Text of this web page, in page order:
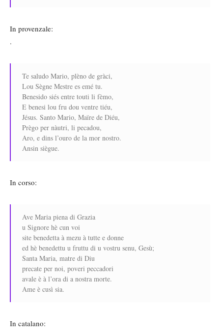
In provenzale:
.
Te saludo Mario, plèno de gràci,
Lou Sègne Mestre es emé tu.
Benesido siés entre touti li fèmo,
E benesi lou fru dou ventre tiéu,
Jésus. Santo Mario, Maïre de Diéu,
Prègo per nàutri, li pecadou,
Aro, e dins l’ouro de la mor nostro.
Ansin siègue.
In corso:
Ave Maria piena di Grazia
u Signore hè cun voi
site benedetta à mezu à tutte e donne
ed hè benedettu u fruttu di u vostru senu, Gesù;
Santa Maria, matre di Diu
precate per noi, poveri peccadori
avale è à l’ora di a nostra morte.
Ame è cusì sia.
In catalano: